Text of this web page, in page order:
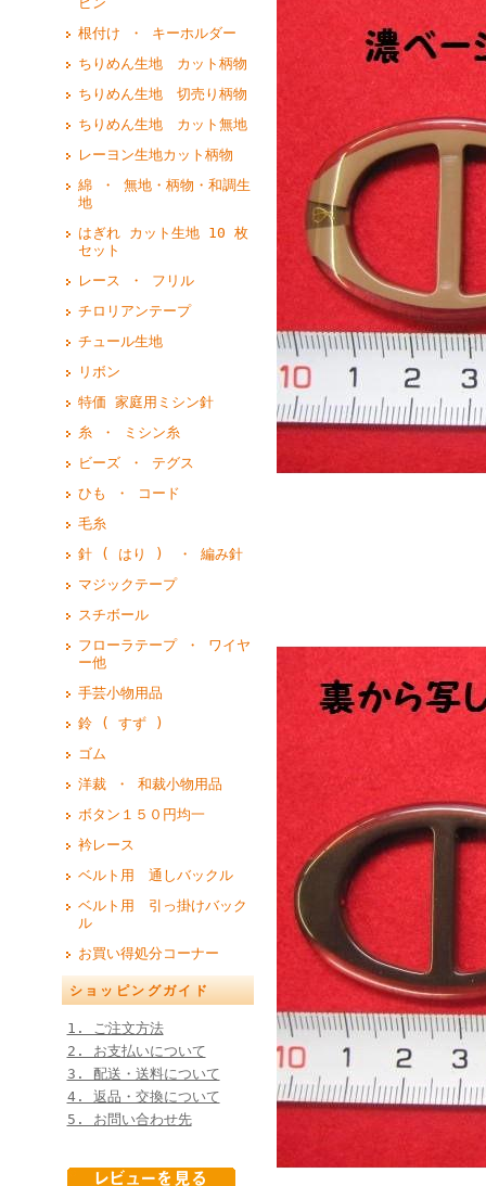
根付け ・ キーホルダー
ちりめん生地 カット柄物
ちりめん生地 切売り柄物
ちりめん生地 カット無地
レーヨン生地カット柄物
綿 ・ 無地・柄物・和調生
地
はぎれ カット生地 10 枚
セット
レース ・ フリル
チロリアンテープ
チュール生地
リボン
特価 家庭用ミシン針
糸 ・ ミシン糸
ビーズ ・ テグス
ひも ・ コード
毛糸
針 ( はり ) ・ 編み針
マジックテープ
スチボール
フローラテープ ・ ワイヤ
ー他
手芸小物用品
鈴 ( すず )
ゴム
洋裁 ・ 和裁小物用品
ボタン１５０円均一
衿レース
ベルト用 通しバックル
ベルト用 引っ掛けバック
ル
お買い得処分コーナー
ショッピングガイド
1. ご注文方法
2. お支払いについて
3. 配送・送料について
4. 返品・交換について
5. お問い合わせ先